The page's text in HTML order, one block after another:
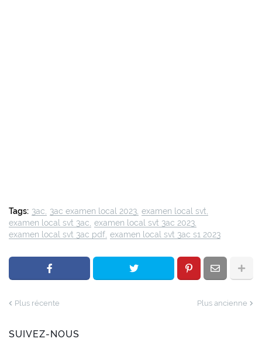
Tags: 3ac 3ac examen local 2023 examen local svt
examen local svt 3ac examen local svt 3ac 2023
examen local svt 3ac pdf examen local svt 3ac s1 2023
Plus récente Plus ancienne
SUIVEZ-NOUS